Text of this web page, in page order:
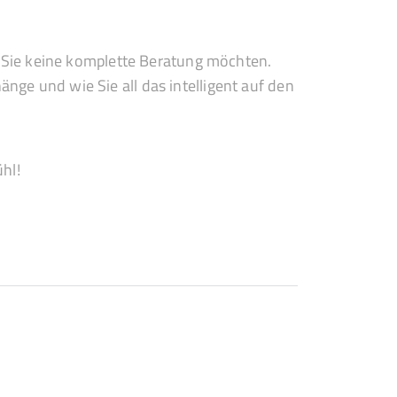
keine komplette Beratung möchten.
und wie Sie all das intelligent auf den